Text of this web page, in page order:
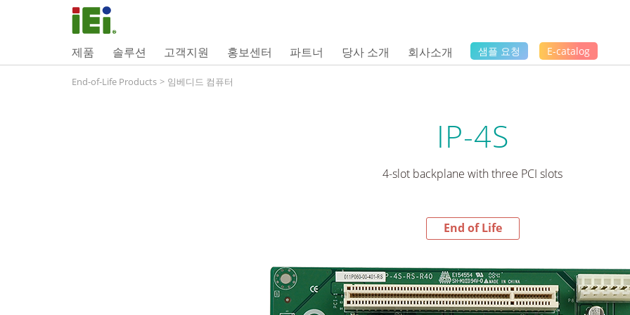
제품 솔루션 고객지원 홍보센터 파트너 당사 소개 회사소개 샘플 요청 E-catalog
End-of-Life Products > 임베디드 컴퓨터
IP-4S
4-slot backplane with three PCI slots
End of Life